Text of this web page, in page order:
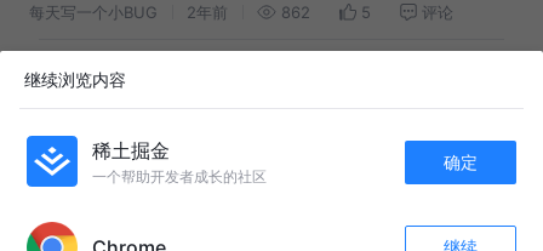
每天写一个小BUG 2年前 862 5 评论
在校前端「面试题总结」长更
阳树阳树 3年前 604 15 2
跳槽人速来，面经&资源分享
继续浏览内容
稀土掘金
一个帮助开发者成长的社区
确定
继续